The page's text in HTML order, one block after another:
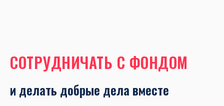
СОТРУДНИЧАТЬ С ФОНДОМ
и делать добрые дела вместе